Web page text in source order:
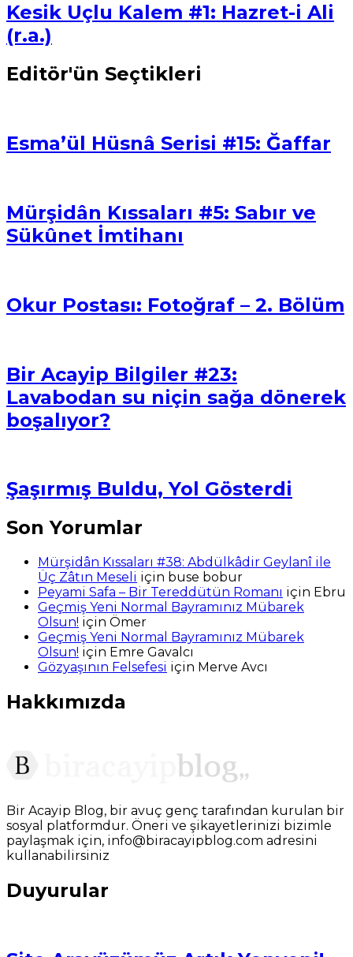
Kesik Uçlu Kalem #1: Hazret-i Ali
(r.a.)
Editör'ün Seçtikleri
Esma’ül Hüsnâ Serisi #15: Ğaffar
Mürşidân Kıssaları #5: Sabır ve
Sükûnet İmtihanı
Okur Postası: Fotoğraf – 2. Bölüm
Bir Acayip Bilgiler #23:
Lavabodan su niçin sağa dönerek
boşalıyor?
Şaşırmış Buldu, Yol Gösterdi
Son Yorumlar
Mürşidân Kıssaları #38: Abdülkâdir Geylanî ile
Üç Zâtın Meseli için buse bobur
Peyami Safa – Bir Tereddütün Romanı için Ebru
Geçmiş Yeni Normal Bayramınız Mübarek
Olsun! için Ömer
Geçmiş Yeni Normal Bayramınız Mübarek
Olsun! için Emre Gavalcı
Gözyaşının Felsefesi için Merve Avcı
Hakkımızda
Bir Acayip Blog, bir avuç genç tarafından kurulan bir
sosyal platformdur. Öneri ve şikayetlerinizi bizimle
paylaşmak için, info@biracayipblog.com adresini
kullanabilirsiniz
Duyurular